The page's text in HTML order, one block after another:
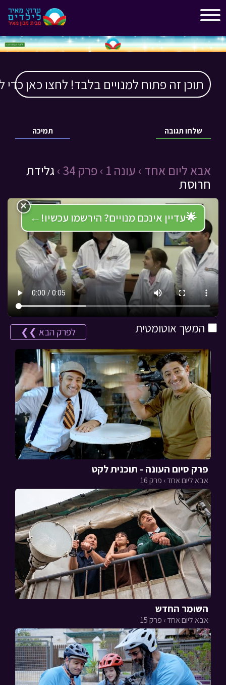
תוכן זה פתוח למנויים בלבד! לחצו כאן כדי
תמיכה שלחו תגובה
אבא ליום אחד › עונה 1 › פרק 34 ›
גלידת
חרוסת
🌟עדיין אינכם מנויים? הירשמו עכשיו! ←
×
המשך אוטומטית לפרק הבא ❯❯
פרק סיום העונה - תוכנית לקט
אבא ליום אחד › פרק 16
השומר החדש
אבא ליום אחד › פרק 15